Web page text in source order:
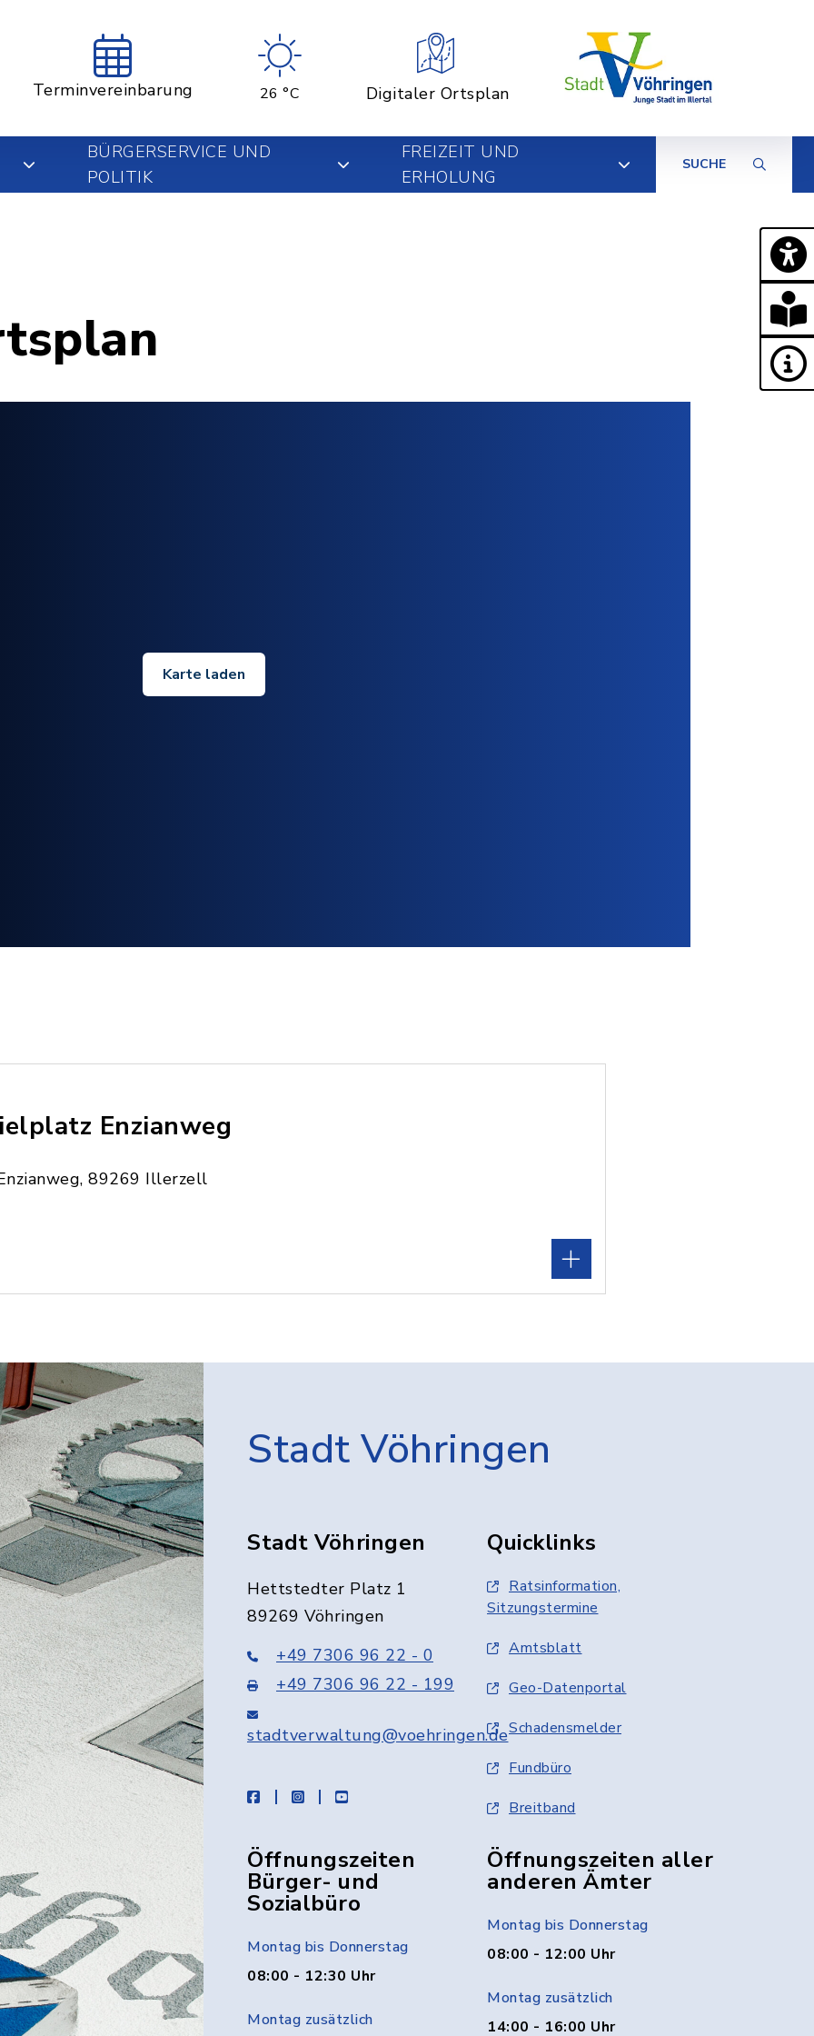
Terminvereinbarung 26 °C Digitaler Ortsplan
BÜRGERSERVICE UND
POLITIK
FREIZEIT UND
ERHOLUNG
SUCHE
Karte laden
Enzianweg
89269 Illerzell
Stadt Vöhringen
Stadt Vöhringen
Hettstedter Platz 1
89269 Vöhringen
+49 7306 96 22 - 0
+49 7306 96 22 - 199
stadtverwaltung@voehringen.de
facebookinstagramyoutube
Quicklinks
Ratsinformation,
Sitzungstermine
Amtsblatt
Geo-Datenportal
Schadensmelder
Fundbüro
Breitband
Öffnungszeiten
Bürger- und
Sozialbüro
Montag bis Donnerstag
08:00 - 12:30 Uhr
Montag zusätzlich
Öffnungszeiten aller
anderen Ämter
Montag bis Donnerstag
08:00 - 12:00 Uhr
Montag zusätzlich
14:00 - 16:00 Uhr